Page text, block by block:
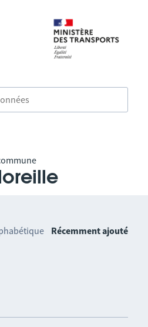
Récemment ajouté